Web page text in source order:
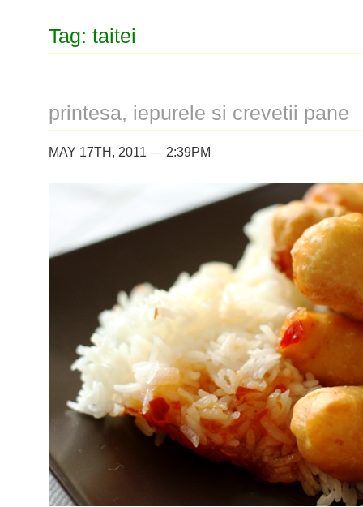
Tag: taitei
printesa, iepurele si crevetii pane
MAY 17TH, 2011 — 2:39PM